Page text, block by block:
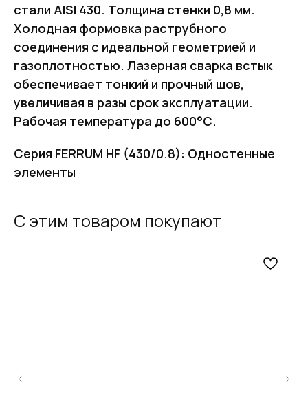
стали AISI 430. Толщина стенки 0,8 мм.
Холодная формовка раструбного
соединения с идеальной геометрией и
газоплотностью. Лазерная сварка встык
обеспечивает тонкий и прочный шов,
увеличивая в разы срок эксплуатации.
Рабочая температура до 600°С.
Серия FERRUM HF (430/0.8): Одностенные
элементы
С этим товаром покупают
расчет дымохода